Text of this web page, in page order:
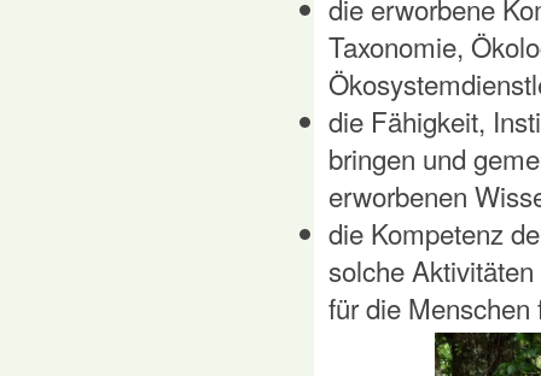
die erworbene
Taxonomie,
die Fähigkeit,
bringen und
erworbenen
die Kompetenz
solche
für die Menschen